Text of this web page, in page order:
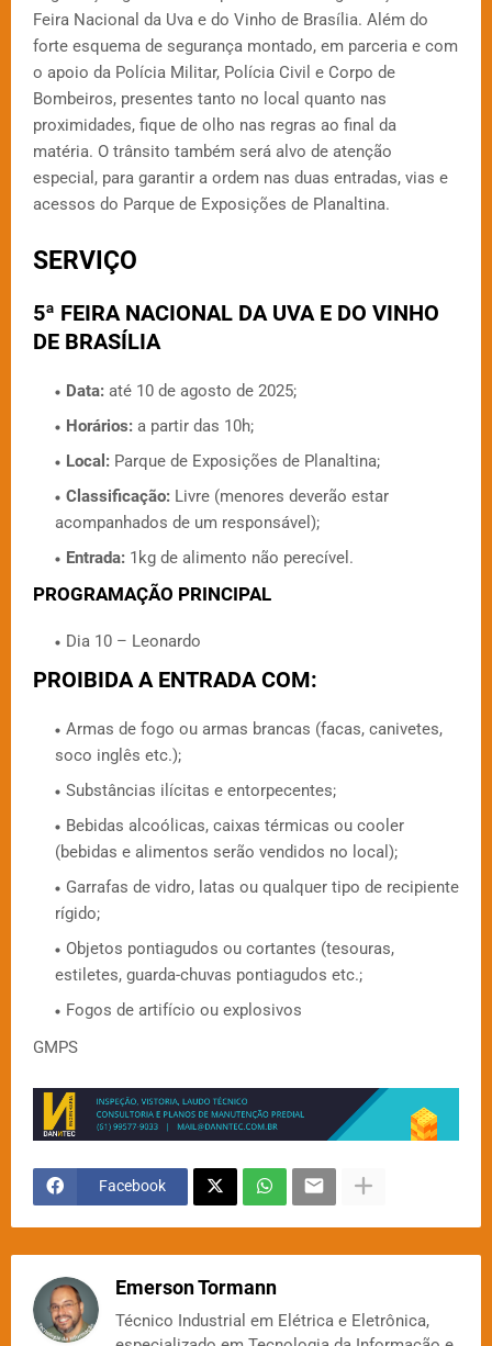
Feira Nacional da Uva e do Vinho de Brasília. Além do
forte esquema de segurança montado, em parceria e com
o apoio da Polícia Militar, Polícia Civil e Corpo de
Bombeiros, presentes tanto no local quanto nas
proximidades, fique de olho nas regras ao final da
matéria. O trânsito também será alvo de atenção
especial, para garantir a ordem nas duas entradas, vias e
acessos do Parque de Exposições de Planaltina.
SERVIÇO
5ª FEIRA NACIONAL DA UVA E DO VINHO
DE BRASÍLIA
Data: até 10 de agosto de 2025;
Horários: a partir das 10h;
Local: Parque de Exposições de Planaltina;
Classificação: Livre (menores deverão estar
acompanhados de um responsável);
Entrada: 1kg de alimento não perecível.
PROGRAMAÇÃO PRINCIPAL
Dia 10 – Leonardo
PROIBIDA A ENTRADA COM:
Armas de fogo ou armas brancas (facas, canivetes,
soco inglês etc.);
Substâncias ilícitas e entorpecentes;
Bebidas alcoólicas, caixas térmicas ou cooler
(bebidas e alimentos serão vendidos no local);
Garrafas de vidro, latas ou qualquer tipo de recipiente
rígido;
Objetos pontiagudos ou cortantes (tesouras,
estiletes, guarda-chuvas pontiagudos etc.;
Fogos de artifício ou explosivos
GMPS
Facebook
Emerson Tormann
Técnico Industrial em Elétrica e Eletrônica,